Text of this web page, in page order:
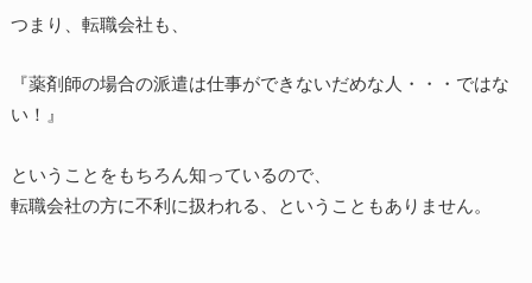
つまり、転職会社も、
『薬剤師の場合の派遣は仕事ができないだめな人・・・ではな
い！』
ということをもちろん知っているので、
転職会社の方に不利に扱われる、ということもありません。